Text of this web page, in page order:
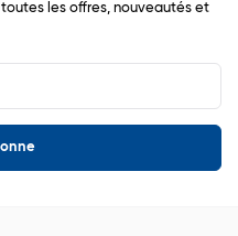
les offres, nouveautés et